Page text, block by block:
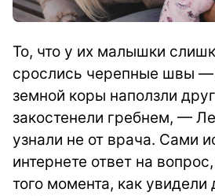
То, что у их малышки
срослись черепные швы —
земной коры наползли
закостенели гребнем, —
узнали не от врача. Сами
интернете ответ на
того момента, как увидели